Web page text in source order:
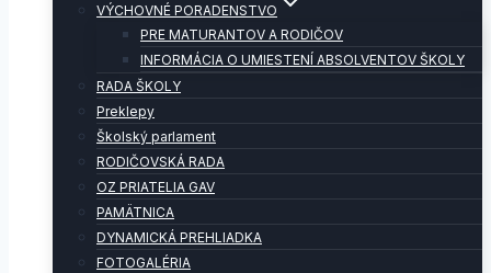
VÝCHOVNÉ PORADENSTVO
PRE MATURANTOV A RODIČOV
INFORMÁCIA O UMIESTENÍ ABSOLVENTOV ŠKOLY
RADA ŠKOLY
Preklepy
Školský parlament
RODIČOVSKÁ RADA
OZ PRIATELIA GAV
PAMÄTNICA
DYNAMICKÁ PREHLIADKA
FOTOGALÉRIA